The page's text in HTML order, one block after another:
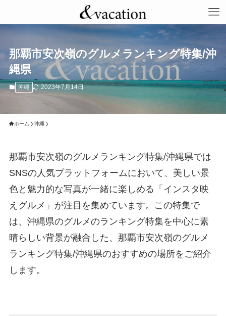
那覇市安次嶺のグルメランキング特集/沖
縄県
沖縄 2023年7月14日
ホーム 沖縄
那覇市安次嶺のグルメランキング特集/沖縄県では
SNSの人気プラットフォームにおいて、美しい景
色と魅力的な写真が一緒に楽しめる「インスタ映
えグルメ」が注目を集めています。この特集で
は、沖縄県のグルメのランキング特集を中心に素
晴らしい背景が融合した、那覇市安次嶺のグルメ
ランキング特集/沖縄県のおすすめの場所をご紹介
します。